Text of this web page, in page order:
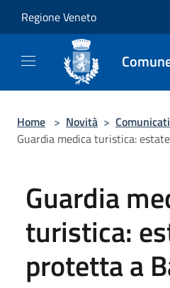
Regione Veneto
Home > Novità > Comunicati
Guardia medica turistica:
Guardia
turistica:
protetta a